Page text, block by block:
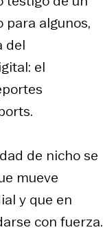
para algunos,
del
el
de nicho se
mueve
y que en
con fuerza.​